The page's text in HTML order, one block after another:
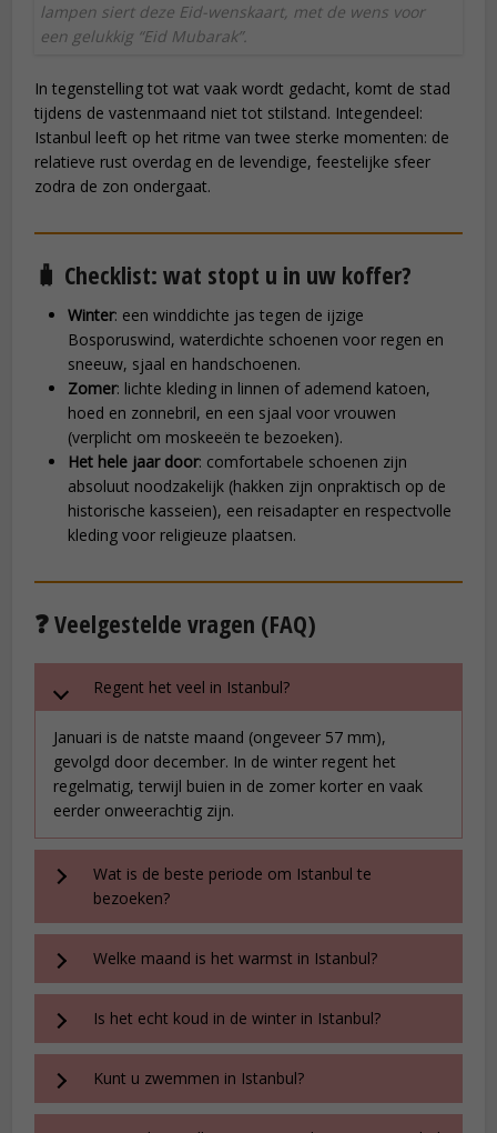
lampen siert deze Eid-wenskaart, met de wens voor
een gelukkig “Eid Mubarak”.
In tegenstelling tot wat vaak wordt gedacht, komt de stad
tijdens de vastenmaand niet tot stilstand. Integendeel:
Istanbul leeft op het ritme van twee sterke momenten: de
relatieve rust overdag en de levendige, feestelijke sfeer
zodra de zon ondergaat.
🧳 Checklist: wat stopt u in uw koffer?
Winter: een winddichte jas tegen de ijzige
Bosporuswind, waterdichte schoenen voor regen en
sneeuw, sjaal en handschoenen.
Zomer: lichte kleding in linnen of ademend katoen,
hoed en zonnebril, en een sjaal voor vrouwen
(verplicht om moskeeën te bezoeken).
Het hele jaar door: comfortabele schoenen zijn
absoluut noodzakelijk (hakken zijn onpraktisch op de
historische kasseien), een reisadapter en respectvolle
kleding voor religieuze plaatsen.
❓ Veelgestelde vragen (FAQ)
Regent het veel in Istanbul?
Januari is de natste maand (ongeveer 57 mm),
gevolgd door december. In de winter regent het
regelmatig, terwijl buien in de zomer korter en vaak
eerder onweerachtig zijn.
Wat is de beste periode om Istanbul te
bezoeken?
Welke maand is het warmst in Istanbul?
Is het echt koud in de winter in Istanbul?
Kunt u zwemmen in Istanbul?